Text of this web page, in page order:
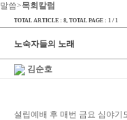
말씀>목회칼럼
TOTAL ARTICLE : 8, TOTAL PAGE : 1 / 1
노숙자들의 노래
김순호
설립예배 후 매번 금요 심야기